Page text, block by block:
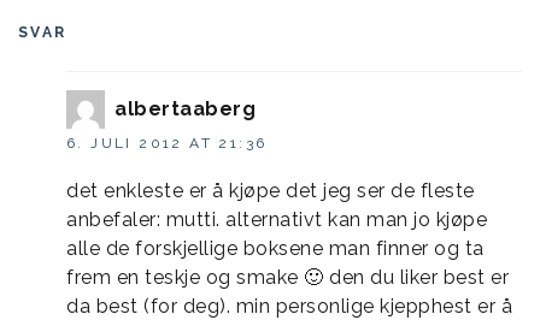
SVAR
albertaaberg
6. JULI 2012 AT 21:36
det enkleste er å kjøpe det jeg ser de fleste
anbefaler: mutti. alternativt kan man jo kjøpe
alle de forskjellige boksene man finner og ta
frem en teskje og smake 🙂 den du liker best er
da best (for deg). min personlige kjepphest er å